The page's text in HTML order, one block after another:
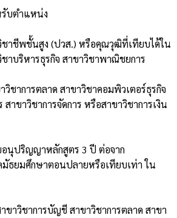
บตำแหน่ง
ชาชีพชั้นสูง (ปวส.) หรือคุณวุฒิที่เทียบได้ใน
าบริหารธุรกิจ สาขาวิชาพาณิชยการ
ชาการตลาด สาขาวิชาคอมพิวเตอร์ธุรกิจ
สาขาวิชาการจัดการ หรือสาขาวิชาการเงิน
อนุปริญญาหลักสูตร 3 ปี ต่อจาก
ธยมศึกษาตอนปลายหรือเทียบเท่า ใน
ขาวิชาการบัญชี สาขาวิชาการตลาด สาขา